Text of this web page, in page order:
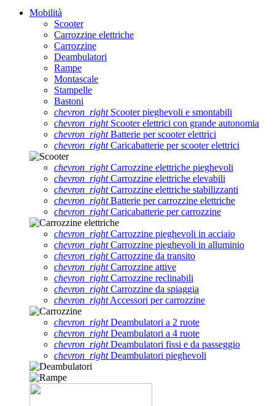
Mobilità
Scooter
Carrozzine elettriche
Carrozzine
Deambulatori
Rampe
Montascale
Stampelle
Bastoni
chevron_rightScooter pieghevoli e smontabili
chevron_rightScooter elettrici con grande autonomia
chevron_rightBatterie per scooter elettrici
chevron_rightCaricabatterie per scooter elettrici
chevron_rightCarrozzine elettriche pieghevoli
chevron_rightCarrozzine elettriche elevabili
chevron_rightCarrozzine elettriche stabilizzanti
chevron_rightBatterie per carrozzine elettriche
chevron_rightCaricabatterie per carrozzine
chevron_rightCarrozzine pieghevoli in acciaio
chevron_rightCarrozzine pieghevoli in alluminio
chevron_rightCarrozzine da transito
chevron_rightCarrozzine attive
chevron_rightCarrozzine reclinabili
chevron_rightCarrozzine da spiaggia
chevron_rightAccessori per carrozzine
chevron_rightDeambulatori a 2 ruote
chevron_rightDeambulatori a 4 ruote
chevron_rightDeambulatori fissi e da passeggio
chevron_rightDeambulatori pieghevoli